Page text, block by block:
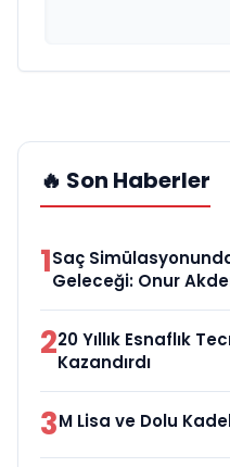
🔥 Son Haberler
1Saç
Geleceği: Onur
220 Yıllık Esnaflık
Kazandırdı
3M Lisa ve Dolu